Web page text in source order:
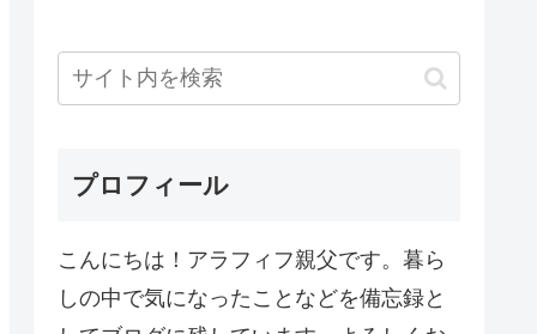
プロフィール
こんにちは！アラフィフ親父です。暮ら
しの中で気になったことなどを備忘録と